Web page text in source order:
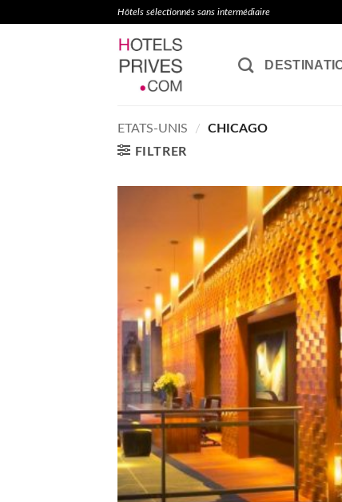
Hôtels sélectionnés sans intermédiaire
ETATS-UNIS /
CHICAGO
FILTRER